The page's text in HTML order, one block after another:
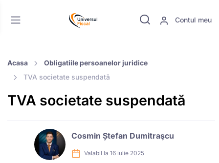
Contul meu
Acasa
Obligatiile persoanelor juridice
TVA societate suspendată
TVA societate suspendată
Cosmin Ștefan Dumitraşcu
Valabil la 16 iulie 2025